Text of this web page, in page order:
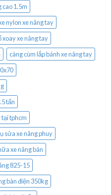
cao 1.5m
nylon xe nâng tay
xoay xe nâng tay
càng cùm lắp bánh xe nâng tay
tấn
tphcm
sửa xe nâng phuy
xe nâng bàn
825-15
bàn điện 350kg